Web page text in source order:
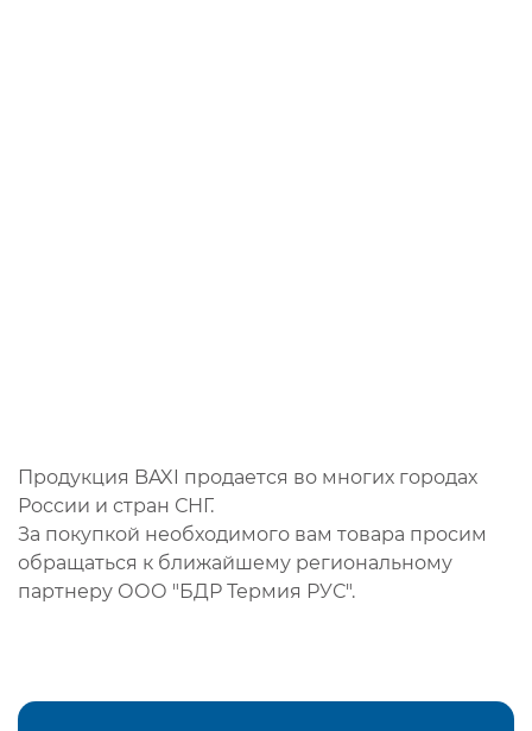
Продукция BAXI продается во многих городах
России и стран СНГ.
За покупкой необходимого вам товара просим
обращаться к ближайшему региональному
партнеру ООО "БДР Термия РУС".